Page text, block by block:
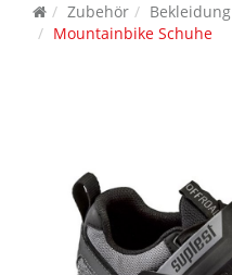
Zubehör Bekleidung
Mountainbike Schuhe